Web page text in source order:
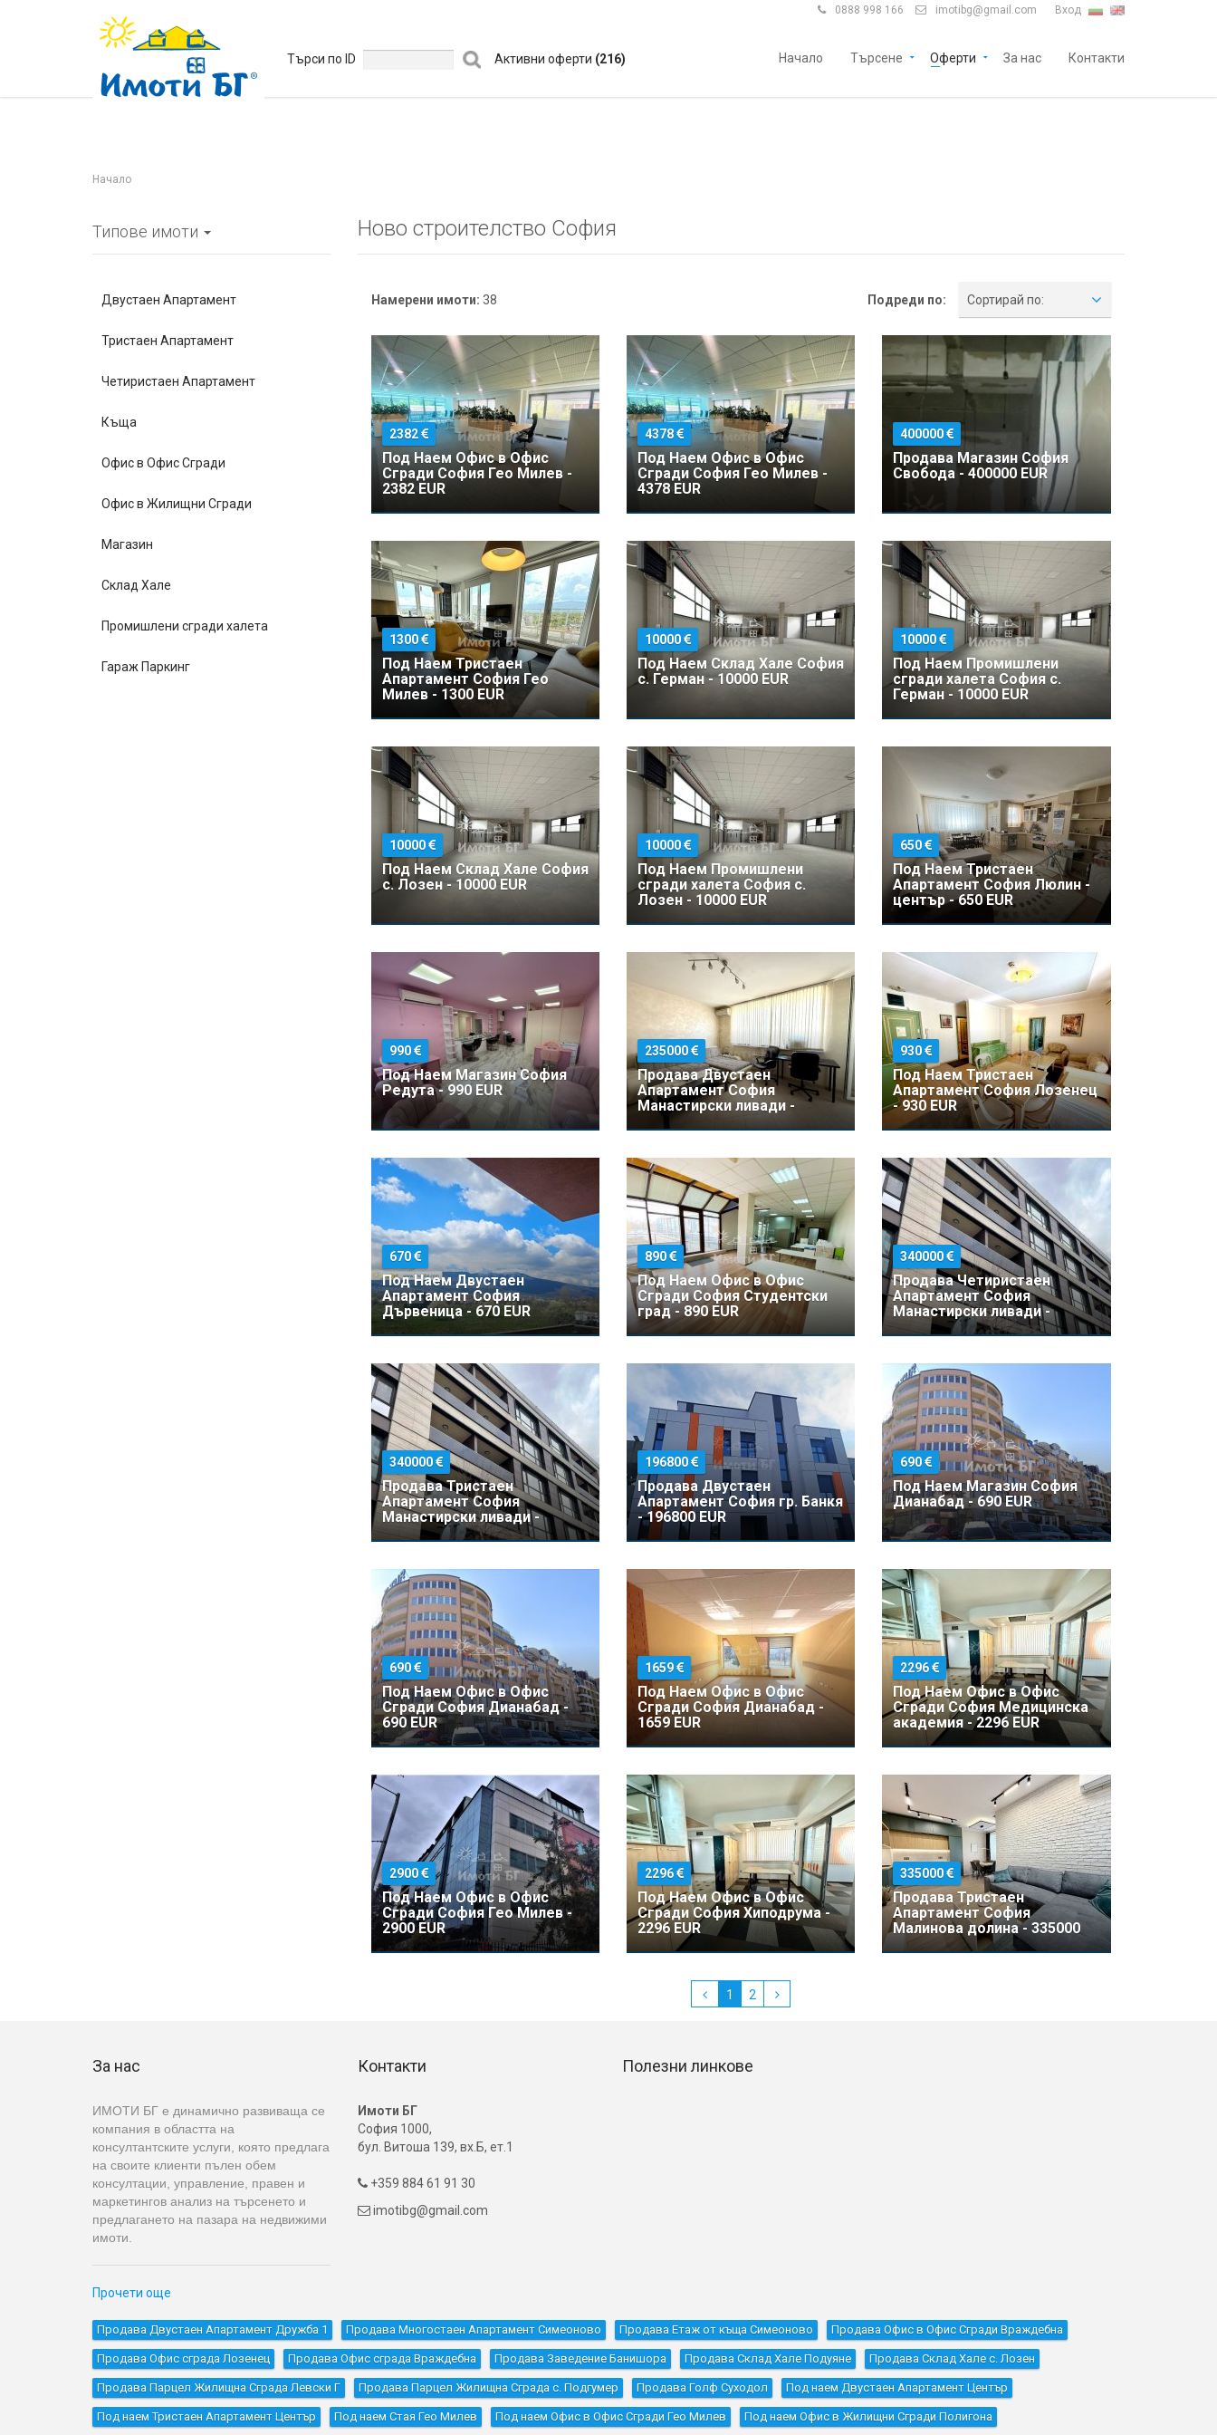
 0888 998 166  imotibg@gmail.com Вход
Търси по ID Активни оферти (216) Начало Търсене Оферти За нас Контакти
Начало
Типове имоти
Двустаен Апартамент
Тристаен Апартамент
Четиристаен Апартамент
Къщa
Офис в Офис Сгради
Офис в Жилищни Сгради
Магазин
Склад Хале
Промишлени сгради халета
Гараж Паркинг
Ново строителство София
Намерени имоти: 38 Подреди по: Сортирай по:
2382
Под Наем Офис в Офис
Сгради София Гео Милев -
2382 EUR
4378
Под Наем Офис в Офис
Сгради София Гео Милев -
4378 EUR
400000
Продава Магазин София
Свобода - 400000 EUR
1300
Под Наем Тристаен
Апартамент София Гео
Милев - 1300 EUR
10000
Под Наем Склад Хале София
с. Герман - 10000 EUR
10000
Под Наем Промишлени
сгради халета София с.
Герман - 10000 EUR
10000
Под Наем Склад Хале София
с. Лозен - 10000 EUR
10000
Под Наем Промишлени
сгради халета София с.
Лозен - 10000 EUR
650
Под Наем Тристаен
Апартамент София Люлин -
център - 650 EUR
990
Под Наем Магазин София
Редута - 990 EUR
235000
Продава Двустаен
Апартамент София
Манастирски ливади -
235000 EUR
930
Под Наем Тристаен
Апартамент София Лозенец
- 930 EUR
670
Под Наем Двустаен
Апартамент София
Дървеница - 670 EUR
890
Под Наем Офис в Офис
Сгради София Студентски
град - 890 EUR
340000
Продава Четиристаен
Апартамент София
Манастирски ливади -
340000 EUR
340000
Продава Тристаен
Апартамент София
Манастирски ливади -
340000 EUR
196800
Продава Двустаен
Апартамент София гр. Банкя
- 196800 EUR
690
Под Наем Магазин София
Дианабад - 690 EUR
690
Под Наем Офис в Офис
Сгради София Дианабад -
690 EUR
1659
Под Наем Офис в Офис
Сгради София Дианабад -
1659 EUR
2296
Под Наем Офис в Офис
Сгради София Медицинска
академия - 2296 EUR
2900
Под Наем Офис в Офис
Сгради София Гео Милев -
2900 EUR
2296
Под Наем Офис в Офис
Сгради София Хиподрума -
2296 EUR
335000
Продава Тристаен
Апартамент София
Малинова долина - 335000
EUR
1 2
За нас
ИМОТИ БГ е динамично развиваща се
компания в областта на
консултантските услуги, която предлага
на своите клиенти пълен обем
консултации, управление, правен и
маркетингов анализ на търсенето и
предлагането на пазара на недвижими
имоти.
Прочети още
Контакти
Имоти БГ
София 1000,
бул. Витоша 139, вх.Б, ет.1
+359 884 61 91 30
 imotibg@gmail.com
Полезни линкове
Продава Двустаен Апартамент Дружба 1 Продава Многостаен Апартамент Симеоново Продава Етаж от къща Симеоново Продава Офис в Офис Сгради Враждебна
Продава Офис сграда Лозенец Продава Офис сграда Враждебна Продава Заведение Банишора Продава Склад Хале Подуяне Продава Склад Хале с. Лозен
Продава Парцел Жилищна Сграда Левски Г Продава Парцел Жилищна Сграда с. Подгумер Продава Голф Суходол Под наем Двустаен Апартамент Център
Под наем Тристаен Апартамент Център Под наем Стая Гео Милев Под наем Офис в Офис Сгради Гео Милев Под наем Офис в Жилищни Сгради Полигона